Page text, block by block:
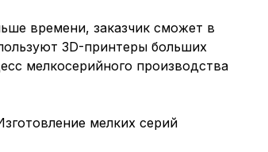
времени, заказчик сможет в
3D-принтеры больших
мелкосерийного производства
мелких серий